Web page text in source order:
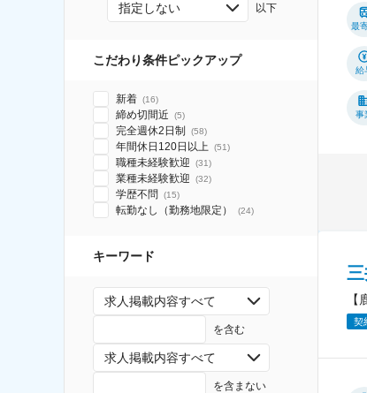
指定しない 以下
こだわり条件ピックアップ
新着 (16)
締め切間近 (5)
完全週休2日制 (58)
年間休日120日以上 (51)
職種未経験歓迎 (31)
業種未経験歓迎 (32)
学歴不問 (15)
転勤なし（勤務地限定） (24)
キーワード
求人掲載内容すべて
を含む
求人掲載内容すべて
を含まない
最
給
事
契